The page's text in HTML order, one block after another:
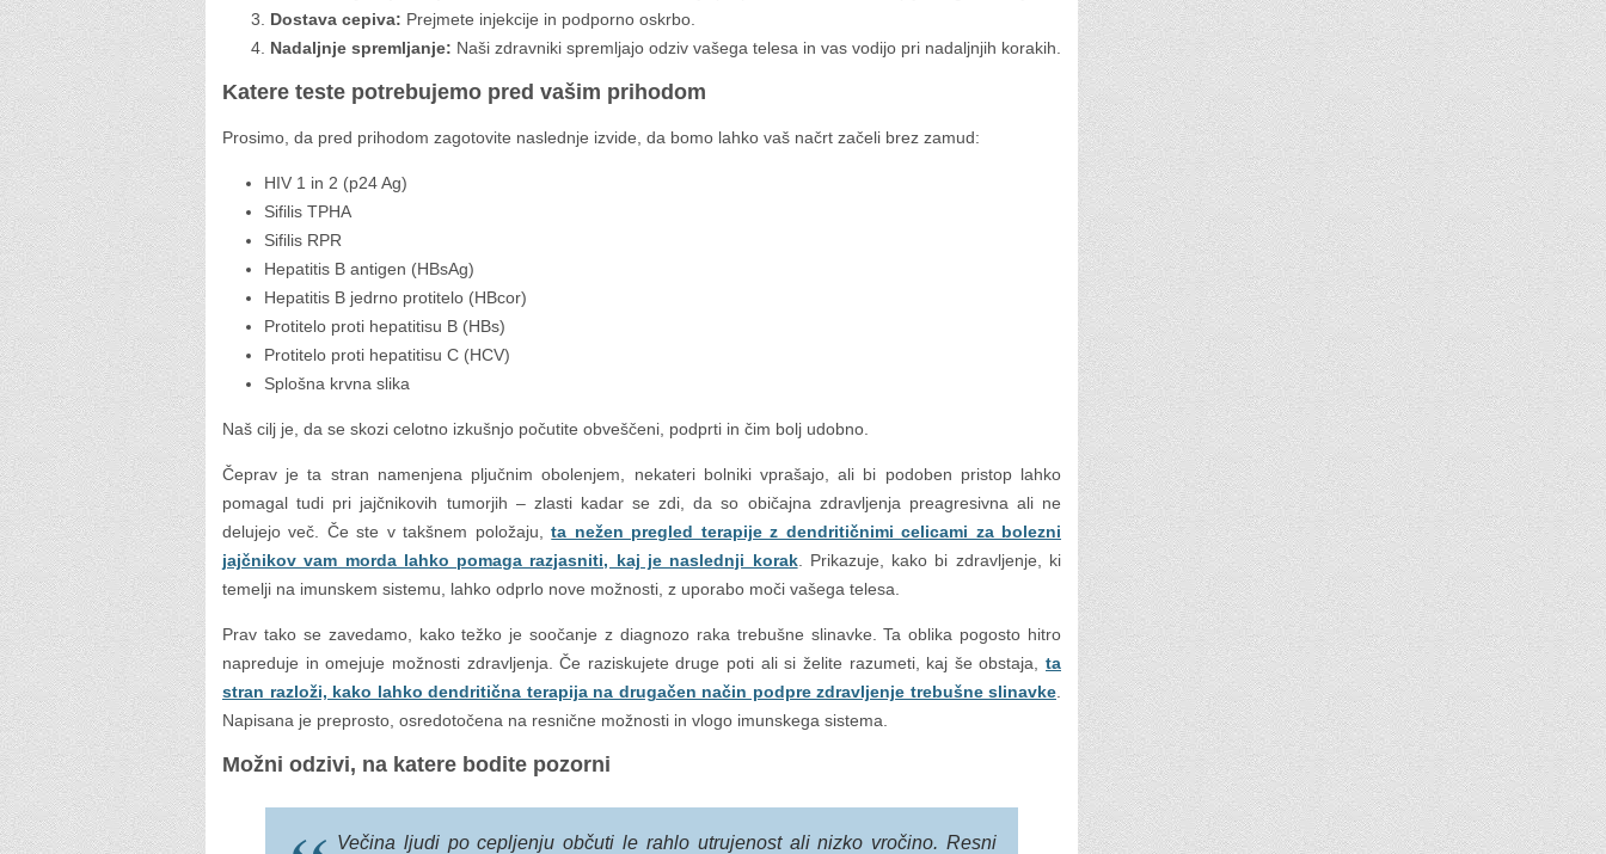
Dostava cepiva: Prejmete injekcije in podporno oskrbo.
Nadaljnje spremljanje: Naši zdravniki spremljajo odziv vašega telesa in vas vodijo pri nadaljnjih korakih.
Katere teste potrebujemo pred vašim prihodom
Prosimo, da pred prihodom zagotovite naslednje izvide, da bomo lahko vaš načrt začeli brez zamud:
HIV 1 in 2 (p24 Ag)
Sifilis TPHA
Sifilis RPR
Hepatitis B antigen (HBsAg)
Hepatitis B jedrno protitelo (HBcor)
Protitelo proti hepatitisu B (HBs)
Protitelo proti hepatitisu C (HCV)
Splošna krvna slika
Naš cilj je, da se skozi celotno izkušnjo počutite obveščeni, podprti in čim bolj udobno.
Čeprav je ta stran namenjena pljučnim obolenjem, nekateri bolniki vprašajo, ali bi podoben pristop lahko
pomagal tudi pri jajčnikovih tumorjih – zlasti kadar se zdi, da so običajna zdravljenja preagresivna ali ne
delujejo več. Če ste v takšnem položaju,ta nežen pregled terapije z dendritičnimi celicami za bolezni
jajčnikov vam morda lahko pomaga razjasniti, kaj je naslednji korak. Prikazuje, kako bi zdravljenje, ki
temelji na imunskem sistemu, lahko odprlo nove možnosti, z uporabo moči vašega telesa.
Prav tako se zavedamo, kako težko je soočanje z diagnozo raka trebušne slinavke. Ta oblika pogosto hitro
napreduje in omejuje možnosti zdravljenja. Če raziskujete druge poti ali si želite razumeti, kaj še obstaja, ta
stran razloži, kako lahko dendritična terapija na drugačen način podpre zdravljenje trebušne slinavke
Napisana je preprosto, osredotočena na resnične možnosti in vlogo imunskega sistema.
Možni odzivi, na katere bodite pozorni
Večina ljudi po cepljenju občuti le rahlo utrujenost ali nizko vročino. Resni